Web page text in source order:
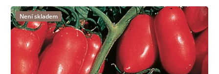
Není skladem